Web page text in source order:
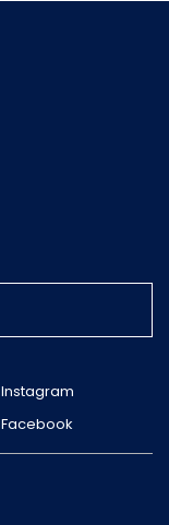
Instagram
Facebook